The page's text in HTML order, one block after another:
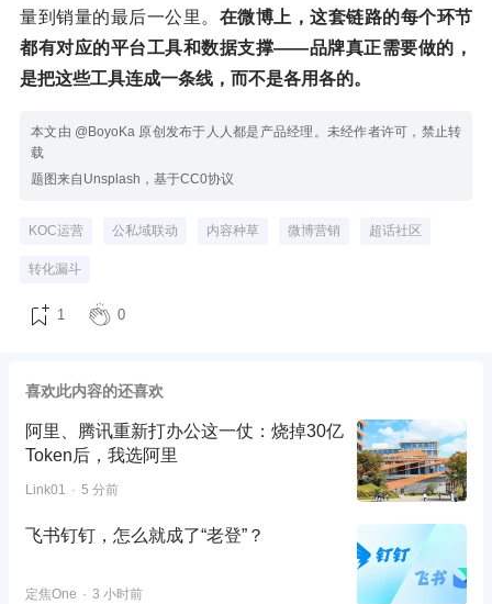
量到销量的最后一公里。 在微博上，这套链路的每个环节
都有对应的平台工具和数据支撑——品牌真正需要做的，
是把这些工具连成一条线，而不是各用各的。
本文由 @BoyoKa 原创发布于人人都是产品经理。未经作者许可，禁止转
载
题图来自Unsplash，基于CC0协议
KOC运营 公私域联动 内容种草 微博营销 超话社区
转化漏斗
1 0
喜欢此内容的还喜欢
阿里、腾讯重新打办公这一仗：烧掉30亿
Token后，我选阿里
Link01 5 分前
飞书钉钉，怎么就成了“老登”？
定焦One 3 小时前